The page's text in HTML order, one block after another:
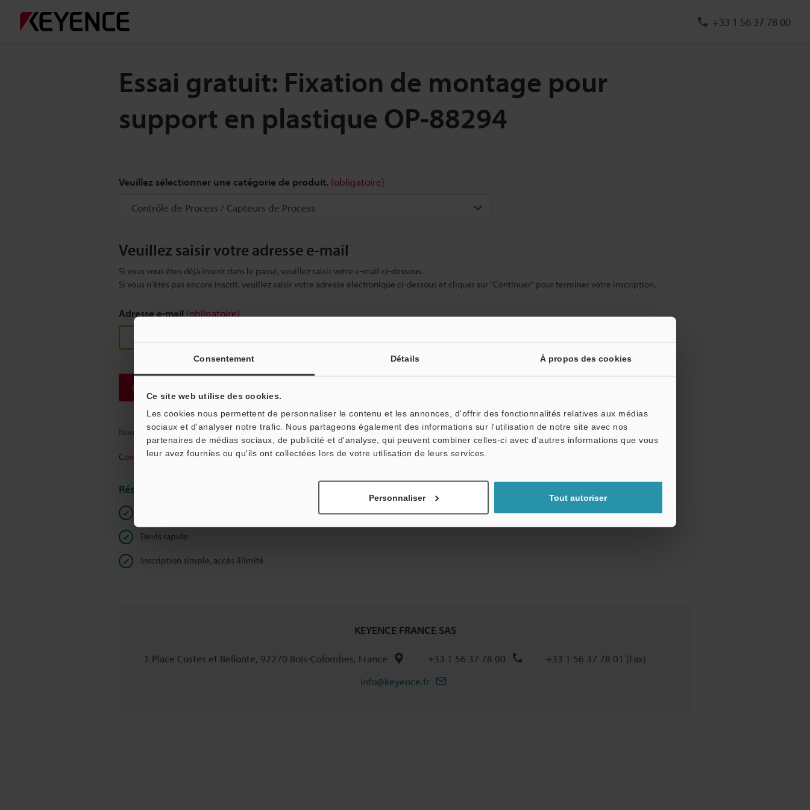
Consentement Détails À propos des cookies
Ce site web utilise des cookies.
Les cookies nous permettent de personnaliser le contenu et les annonces, d'offrir des fonctionnalités relatives aux médias
sociaux et d'analyser notre trafic. Nous partageons également des informations sur l'utilisation de notre site avec nos
partenaires de médias sociaux, de publicité et d'analyse, qui peuvent combiner celles-ci avec d'autres informations que vous
leur avez fournies ou qu'ils ont collectées lors de votre utilisation de leurs services.
Personnaliser Tout autoriser
+33 1 56 37 78 00
Essai gratuit: Fixation de montage pour
support en plastique OP-88294
Veuillez sélectionner une catégorie de produit. (obligatoire)
Veuillez saisir votre adresse e-mail
Si vous vous êtes déjà inscrit dans le passé, veuillez saisir votre e-mail ci-dessous.
Si vous n'êtes pas encore inscrit, veuillez saisir votre adresse électronique ci-dessous et cliquer sur "Continuer" pour terminer votre inscription.
Adresse e-mail (obligatoire)
Continuer
Nous garantissons une confidentialité totale : vos informations ne seront jamais partagées.
Confidentialité
Réservé aux membres
Devis rapide
Inscription simple, accès illimité
KEYENCE FRANCE SAS
1 Place Costes et Bellonte, 92270 Bois-Colombes, France +33 1 56 37 78 00
+33 1 56 37 78 01 (Fax)
info@keyence.fr